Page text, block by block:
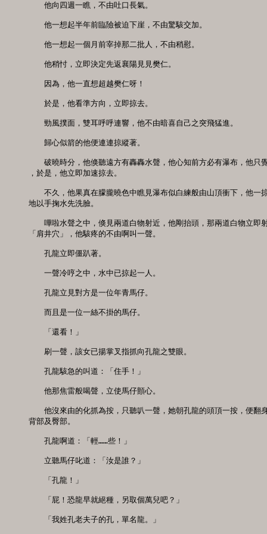
他向四週一瞧，不由吐口長氣。
他一想起半年前臨險被迫下崖，不由驚駭交加。
他一想起一個月前宰掉那二批人，不由稍慰。
他稍忖，立即決定先返襄陽見見樊仁。
因為，他一直想超越樊仁呀！
於是，他看準方向，立即掠去。
勁風撲面，雙耳呼呼連響，他不由暗喜自己之突飛猛進。
歸心似箭的他便連連掠縱著。
破曉時分，他倏聽遠方有轟轟水聲，他心知前方必有瀑布，他只
，於是，他立即加速掠去。
不久，他果真在朦朧曉色中瞧見瀑布似白練般由山頂衝下，他一
地以手掬水先洗臉。
嘩啦水聲之中，倏見兩道白物射近，他剛抬頭，那兩道白物立即
「肩井穴」，他駭疼的不由啊叫一聲。
孔龍立即僵趴著。
一聲冷哼之中，水中已掠起一人。
孔龍立見對方是一位年青馬仔。
而且是一位一絲不掛的馬仔。
「還看！」
刷一聲，該女已揚掌叉指抓向孔龍之雙眼。
孔龍駭急的叫道：「住手！」
他那焦雷般喝聲，立使馬仔顫心。
他沒來由的化抓為按，只聽叭一聲，她朝孔龍的頭頂一按，便翻
背部及臀部。
孔龍啊道：「輕……些！」
立聽馬仔叱道：「汝是誰？」
「孔龍！」
「屁！恐龍早就絕種，另取個萬兒吧？」
「我姓孔老夫子的孔，單名龍。」